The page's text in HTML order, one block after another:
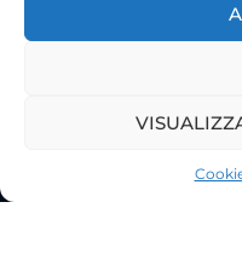
Testata Giornalistica -